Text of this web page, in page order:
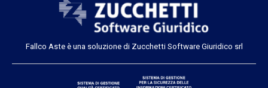
Fallco Aste è una soluzione di Zucchetti Software Giuridico srl